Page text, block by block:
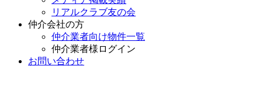
リアルクラブ友の会
仲介会社の方
仲介業者向け物件一覧
仲介業者様ログイン
お問い合わせ